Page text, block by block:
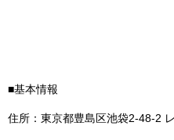
■基本情報
住所：東京都豊島区池袋2‐48‐2